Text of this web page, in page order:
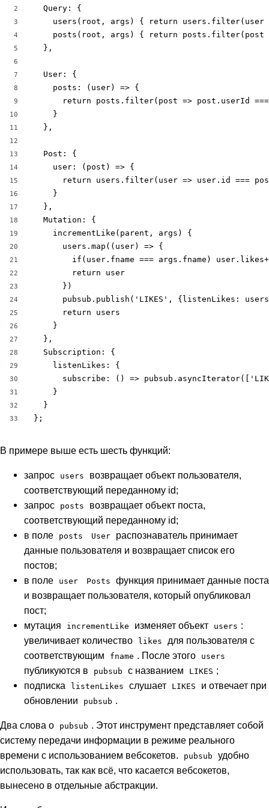
2
3
4
5
6
7
8
9
10
11
12
13
14
15
16
17
18
19
20
21
22
23
24
25
26
27
28
29
30
31
32
33
  Query: {
users(root, args) { return users.filter(user
posts(root, args) { return posts.filter(post
  },
  User: {
    posts: (user) => {
return posts.filter(post => post.userId
    }
  },
  Post: {
    user: (post) => {
return users.filter(user => user.id ===
    }
  },
  Mutation: {
    incrementLike(parent, args) {
      users.map((user) => {
if(user.fname === args.fname)
        return user
      })
pubsub.publish('LIKES', {listenLikes:
      return users
    }
  },
  Subscription: {
    listenLikes: {
subscribe: () =>
    }
  }
};
В примере выше есть шесть функций:
запрос users
возвращает объект пользователя,
соответствующий переданному id;
запрос
posts
возвращает объект поста,
соответствующий переданному id;
в поле
posts User
распознаватель принимает
данные пользователя и возвращает список его
постов;
в поле
user Posts
функция принимает данные поста
и возвращает пользователя, который опубликовал
пост;
мутация
incrementLike изменяет объект users :
увеличивает количество
likes
для пользователя с
соответствующим
fname . После этого users
публикуются в pubsub с названием LIKES ;
подписка
listenLikes слушает LIKES
и отвечает при
обновлении
pubsub .
Два слова о pubsub . Этот инструмент представляет собой
систему передачи информации в режиме реального
времени с использованием вебсокетов.
pubsub
удобно
использовать, так как всё, что касается вебсокетов,
вынесено в отдельные абстракции.